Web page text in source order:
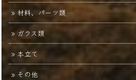
材料、パーツ類
ガラス類
本立て
その他